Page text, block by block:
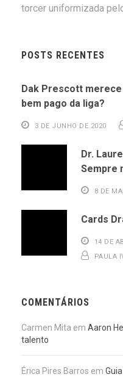
torcer uniformizada
POSTS RECENTES
Dak Prescott
bem pago da liga?
3 DE JUNHO DE 2020
Dr.
Sempre
8 DE
Cards
14 DE
PAULA
COMENTÁRIOS
Carmen Mita em Aaron
talento
Érica Pires Barros em